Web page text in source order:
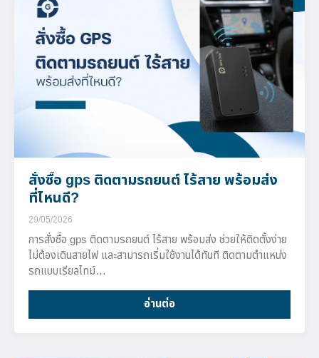
สั่งซื้อ gps ติดตามรถยนต์ ไร้สาย พร้อมส่ง
ที่ไหนดี?
29/05/2026
การสั่งซื้อ gps ติดตามรถยนต์ ไร้สาย พร้อมส่ง ช่วยให้ติดตั้งง่าย
ไม่ต้องเดินสายไฟ และสามารถเริ่มใช้งานได้ทันที ติดตามตำแหน่ง
รถแบบเรียลไทม์…
อ่านต่อ